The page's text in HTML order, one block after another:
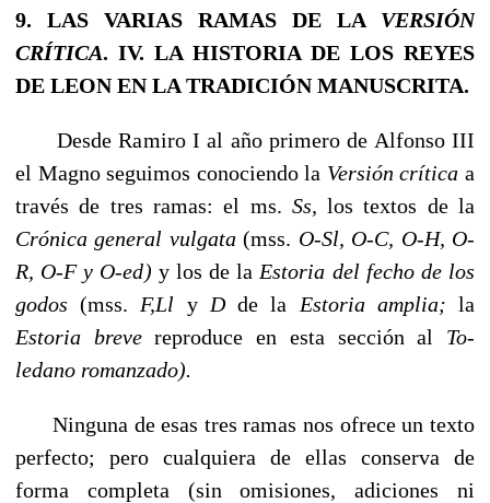
9. LAS VARIAS RAMAS DE LA VERSIÓN
CRÍTICA. IV. LA HISTORIA DE LOS REYES
DE LEONEN LA TRADICIÓN MANUSCRITA.
Desde Ramiro I al año primero de Alfonso III
el Magno seguimos conociendo la Ver­sión críticaa
través de tres ramas: el ms. Ss,los textos de la
Crónica general vulgata(mss. O-Sl, O-C, O-H, O-
R, O-F y O-ed) y los de la Estoria del fecho de los
godos(mss. F,Ll y Dde la Estoria amplia;la
Estoria brevereproduce en esta sección al To­
ledano romanzado).
Ninguna de esas tres ramas nos ofrece un texto
perfecto; pero cualquiera de ellas conserva de
forma completa (sin omisiones, adiciones ni